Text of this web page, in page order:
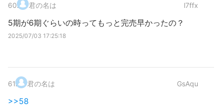
60. 君の名は l7ffx
5期が6期ぐらいの時ってもっと完売早かったの？
2025/07/03 17:25:18
61. 君の名は GsAqu
>>58